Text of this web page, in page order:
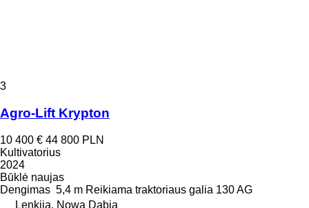
3
Agro-Lift Krypton
10 400 € 44 800 PLN
Kultivatorius
2024
Būklė naujas
Dengimas 5,4 m Reikiama traktoriaus galia 130 AG
Lenkija, Nowa Dąbia